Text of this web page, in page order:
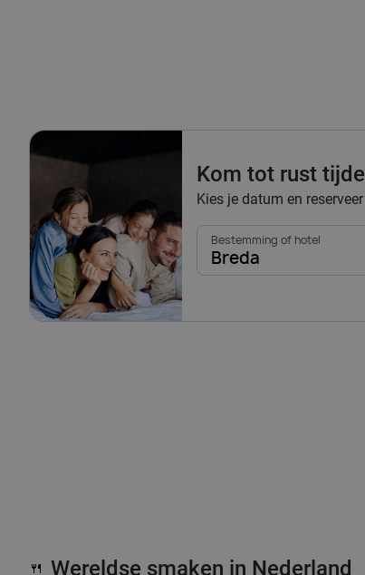
Kom tot rust
Kies je datum en
Bestemming of hotel
Breda
🍴 Wereldse smaken in Nederland